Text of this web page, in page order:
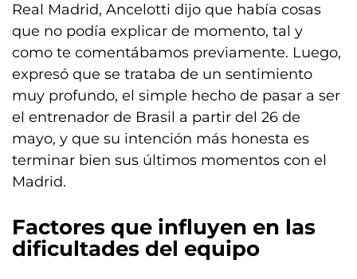
Real Madrid, Ancelotti dijo que había cosas
que no podía explicar de momento, tal y
como te comentábamos previamente. Luego,
expresó que se trataba de un sentimiento
muy profundo, el simple hecho de pasar a ser
el entrenador de Brasil a partir del 26 de
mayo, y que su intención más honesta es
terminar bien sus últimos momentos con el
Madrid.
Factores que influyen en las
dificultades del equipo